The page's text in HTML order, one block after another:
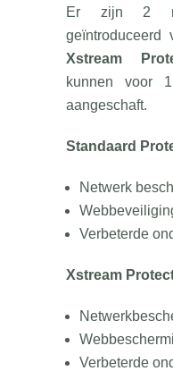
Er zijn 2
Xstream
kunnen voor
aangeschaft.
Standaard
Netwerk
Verbeterde
Xstream
Verbeterde